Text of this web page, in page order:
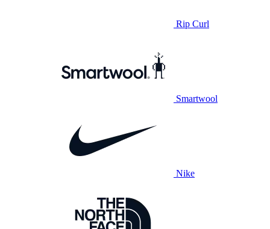
Rip Curl
Smartwool
Nike